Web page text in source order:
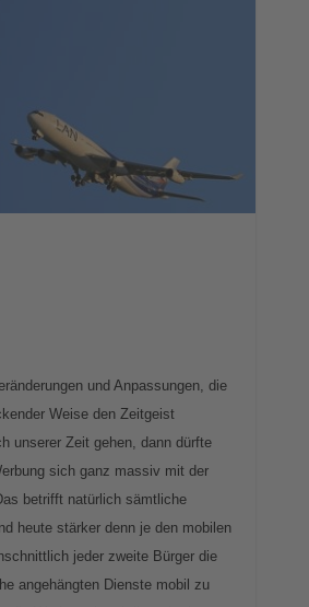
und Anpassungen, die
Weise den Zeitgeist
unserer Zeit gehen, dann dürfte
sich ganz massiv mit der
betrifft natürlich sämtliche
heute stärker denn je den mobilen
jeder zweite Bürger die
angehängten Dienste mobil zu